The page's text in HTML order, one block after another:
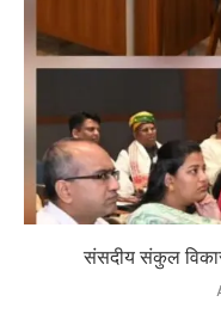
संसदीय संकुल